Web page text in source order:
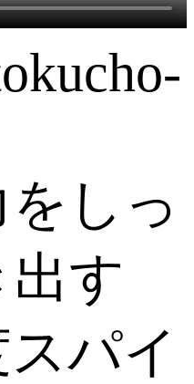
しっ
す
スパイ